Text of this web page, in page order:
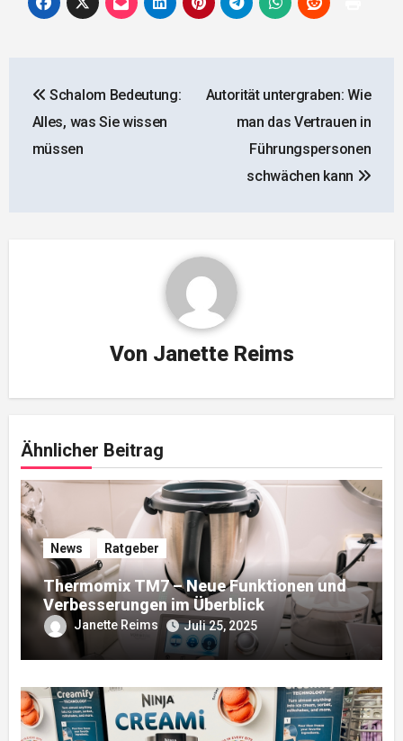
Schalom Bedeutung:
Alles, was Sie wissen
müssen
Autorität untergraben: Wie
man das Vertrauen in
Führungspersonen
schwächen kann
Von Janette Reims
Ähnlicher Beitrag
News Ratgeber
Thermomix TM7 – Neue Funktionen und
Verbesserungen im Überblick
Janette Reims Juli 25, 2025